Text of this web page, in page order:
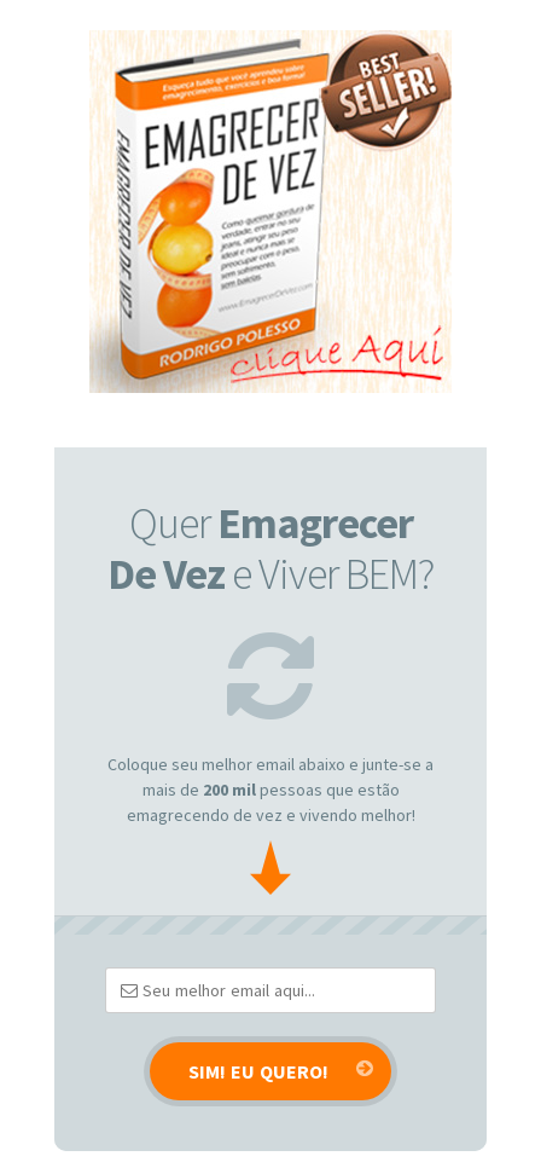
QuerEmagrecer
De Veze Viver BEM?
Coloque seu melhor email abaixo e junte-se a
mais de 200 milpessoas que estão
emagrecendo de vez e vivendo melhor!